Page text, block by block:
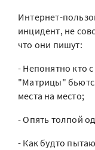
Интернет-
инцидент, не
что они пишут:
- Непонятно кто
"Матрицы"
места на место;
- Опять толпой
- Как будто